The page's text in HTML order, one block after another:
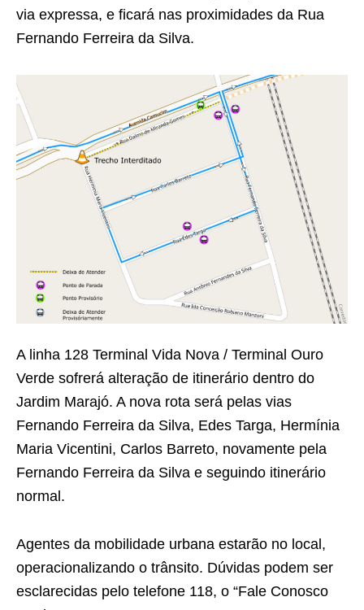
via expressa, e ficará nas proximidades da Rua
Fernando Ferreira da Silva.
A linha 128 Terminal Vida Nova / Terminal Ouro
Verde sofrerá alteração de itinerário dentro do
Jardim Marajó. A nova rota será pelas vias
Fernando Ferreira da Silva, Edes Targa, Hermínia
Maria Vicentini, Carlos Barreto, novamente pela
Fernando Ferreira da Silva e seguindo itinerário
normal.
Agentes da mobilidade urbana estarão no local,
operacionalizando o trânsito. Dúvidas podem ser
esclarecidas pelo telefone 118, o “Fale Conosco